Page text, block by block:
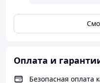
Износостойкость
боится прямых
пакеты выдерживают
Оплата и
Безопасная оплата